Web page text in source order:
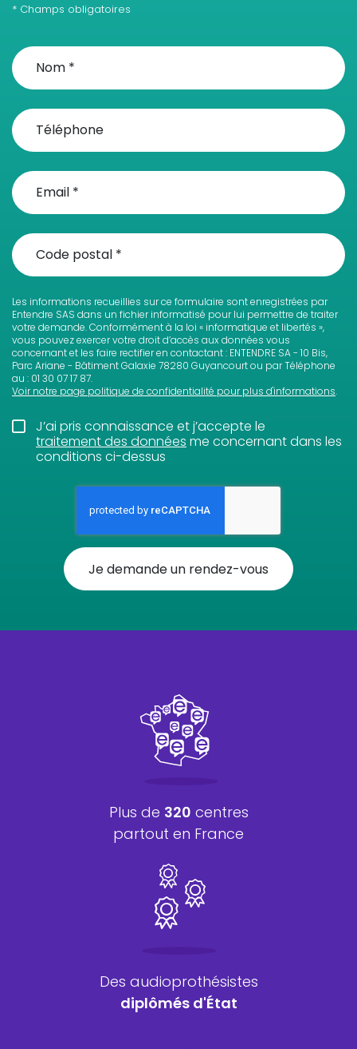
* Champs obligatoires
Les informations recueillies sur ce formulaire sont enregistrées par
Entendre SAS dans un fichier informatisé pour lui permettre de traiter
votre demande. Conformément à la loi « informatique et libertés »,
vous pouvez exercer votre droit d’accès aux données vous
concernant et les faire rectifier en contactant : ENTENDRE SA - 10 Bis,
Parc Ariane - Bâtiment Galaxie 78280 Guyancourt ou par Téléphone
au : 01 30 07 17 87.
Voir notre page politique de confidentialité pour plus d'informations.
J’ai pris connaissance et j’accepte le
traitement des données me concernant dans les
conditions ci-dessus
Je demande un rendez-vous
Plus de 320 centres
partout en France
Des audioprothésistes
diplômés d'État